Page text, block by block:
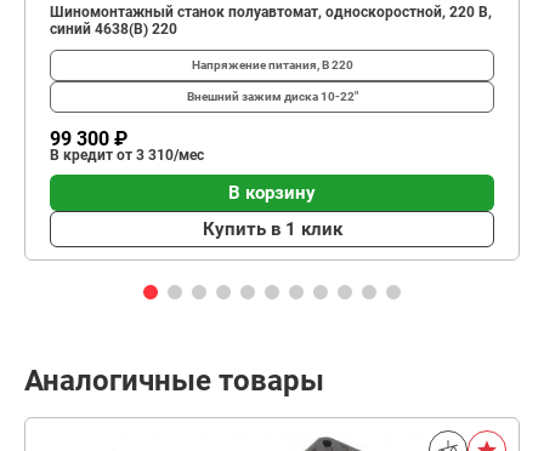
Шиномонтажный станок полуавтомат, односкоростной, 220 В,
синий 4638(B) 220
Напряжение питания, В220
Внешний зажим диска10-22"
99 300 ₽
В кредит от 3 310/мес
В корзину
Купить в 1 клик
Аналогичные товары